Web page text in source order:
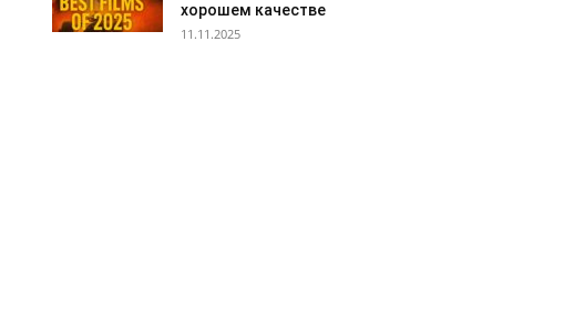
хорошем качестве
11.11.2025